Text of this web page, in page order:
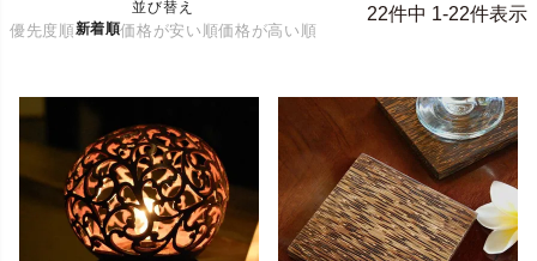
並び替え
優先度順新着順価格が安い順価格が高い順
22件中 1-22件表示